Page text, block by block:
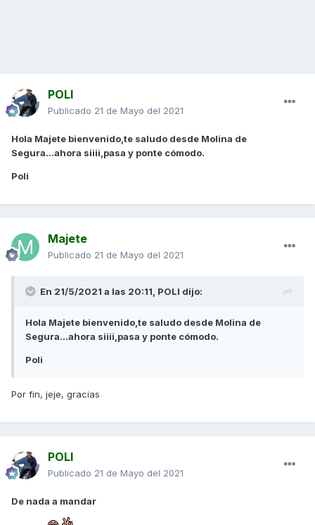
POLI
Publicado 21 de Mayo del 2021
Hola Majete bienvenido,te saludo desde Molina de
Segura...ahora siiii,pasa y ponte cómodo.
Poli
Majete
Publicado 21 de Mayo del 2021
En 21/5/2021 a las 20:11, POLI dijo:
Hola Majete bienvenido,te saludo desde Molina de
Segura...ahora siiii,pasa y ponte cómodo.
Poli
Por fin, jeje, gracias
POLI
Publicado 21 de Mayo del 2021
De nada a mandar